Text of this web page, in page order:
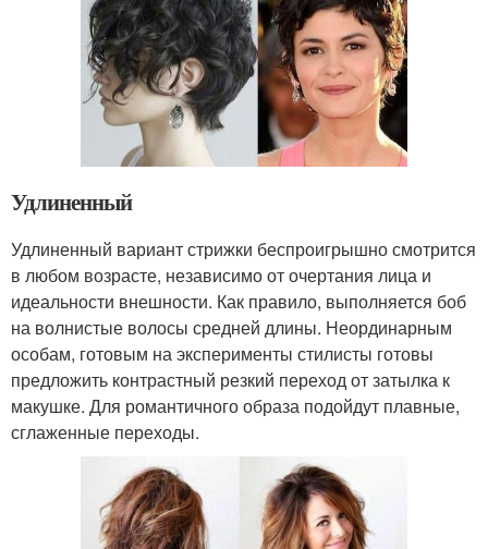
Удлиненный
Удлиненный вариант стрижки беспроигрышно смотрится
в любом возрасте, независимо от очертания лица и
идеальности внешности. Как правило, выполняется боб
на волнистые волосы средней длины. Неординарным
особам, готовым на эксперименты стилисты готовы
предложить контрастный резкий переход от затылка к
макушке. Для романтичного образа подойдут плавные,
сглаженные переходы.